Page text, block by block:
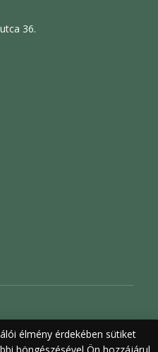
36.
élmény érdekében sütiket